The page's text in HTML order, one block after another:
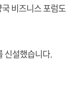
비즈니스 포럼도
신설했습니다.